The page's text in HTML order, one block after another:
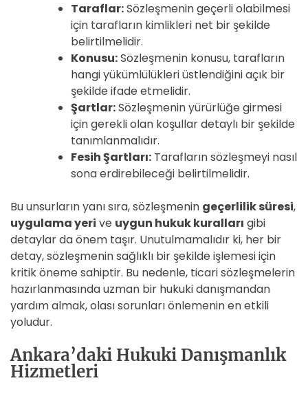
Taraflar:Sözleşmenin geçerli olabilmesi
için tarafların kimlikleri net bir şekilde
belirtilmelidir.
Konusu:Sözleşmenin konusu, tarafların
hangi yükümlülükleri üstlendiğini açık bir
şekilde ifade etmelidir.
Şartlar:Sözleşmenin yürürlüğe girmesi
için gerekli olan koşullar detaylı bir şekilde
tanımlanmalıdır.
Fesih Şartları: Tarafların sözleşmeyi nasıl
sona erdirebileceği belirtilmelidir.
Bu unsurların yanı sıra, sözleşmenin geçerlilik süresi,
uygulama yeri ve uygun hukuk kuralları gibi
detaylar da önem taşır. Unutulmamalıdır ki, her bir
detay, sözleşmenin sağlıklı bir şekilde işlemesi için
kritik öneme sahiptir. Bu nedenle, ticari sözleşmelerin
hazırlanmasında uzman bir hukuki danışmandan
yardım almak, olası sorunları önlemenin en etkili
yoludur.
Ankara’daki Hukuki Danışmanlık
Hizmetleri